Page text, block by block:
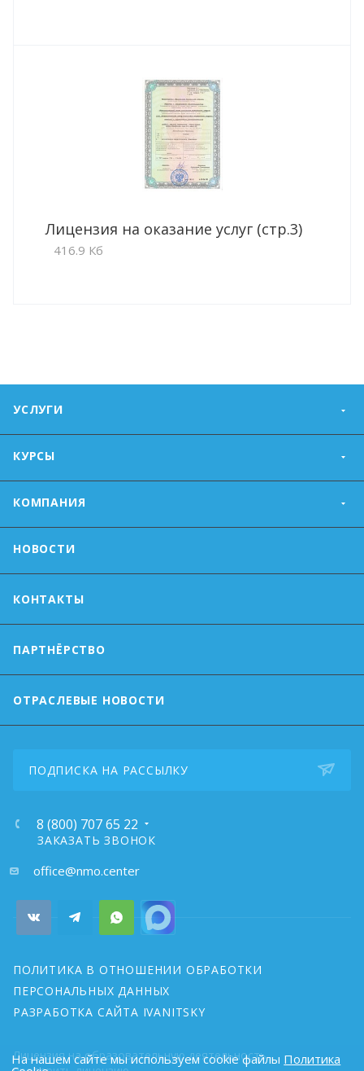
Лицензия на оказание услуг (стр.3)
416.9 Кб
УСЛУГИ
КУРСЫ
КОМПАНИЯ
НОВОСТИ
КОНТАКТЫ
ПАРТНЁРСТВО
ОТРАСЛЕВЫЕ НОВОСТИ
ПОДПИСКА НА РАССЫЛКУ
8 (800) 707 65 22
ЗАКАЗАТЬ ЗВОНОК
почта:office@nmo.center
ПОЛИТИКА В ОТНОШЕНИИ ОБРАБОТКИ
ПЕРСОНАЛЬНЫХ ДАННЫХ
РАЗРАБОТКА САЙТА IVANITSKY
Лицензия на образовательную деятельность
На нашем сайте мы используем cookie файлы Политика